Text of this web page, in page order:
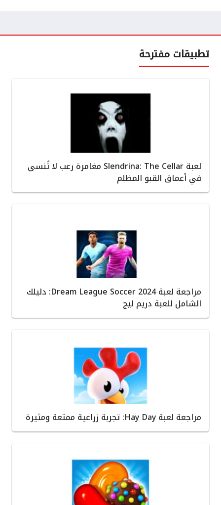
تطبيقات مفترحة
لعبة Slendrina: The Cellar مغامرة رعب لا تُنسى
في أعماق القبو المظلم
مراجعة لعبة Dream League Soccer 2024: دليلك
الشامل للعبة دريم ليج
مراجعة لعبة Hay Day: تجربة زراعية ممتعة ومثيرة